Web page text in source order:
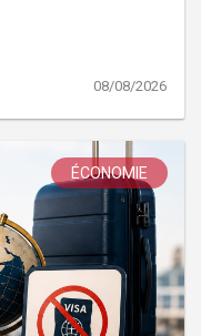
08/08/2026
ÉCONOMIE